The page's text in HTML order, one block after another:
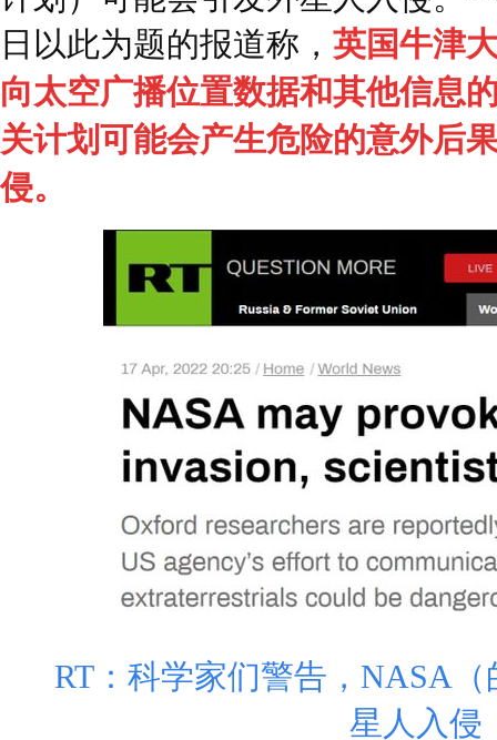
日以此为题的报道称， 英国牛津
向太空广播位置数据和其他信息
关计划可能会产生危险的意外后
侵。
RT：科学家们警告，NASA
星人入侵